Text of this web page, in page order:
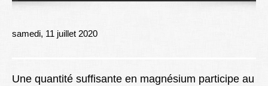
Better Health
samedi, 11 juillet 2020
Une quantité suffisante en magnésium participe au